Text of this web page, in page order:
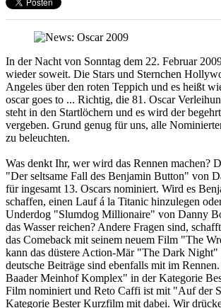
In der Nacht von Sonntag dem 22. Februar
wieder soweit. Die Stars und Sternchen
Angeles über den roten Teppich und es heißt
oscar goes to ... Richtig, die 81. Oscar
steht in den Startlöchern und es wird der
vergeben. Grund genug für uns, alle
zu beleuchten.
Was denkt Ihr, wer wird das Rennen machen?
"Der seltsame Fall des Benjamin Button" von
für ingesamt 13. Oscars nominiert. Wird es
schaffen, einen Lauf á la Titanic hinzulegen
Underdog "Slumdog Millionaire" von Danny
das Wasser reichen? Andere Fragen sind,
das Comeback mit seinem neuem Film "The
kann das düstere Action-Mär "The Dark
deutsche Beiträge sind ebenfalls mit im
Baader Meinhof Komplex" in der Kategorie
Film nominiert und Reto Caffi ist mit "Auf der
Kategorie Bester Kurzfilm mit dabei. Wir